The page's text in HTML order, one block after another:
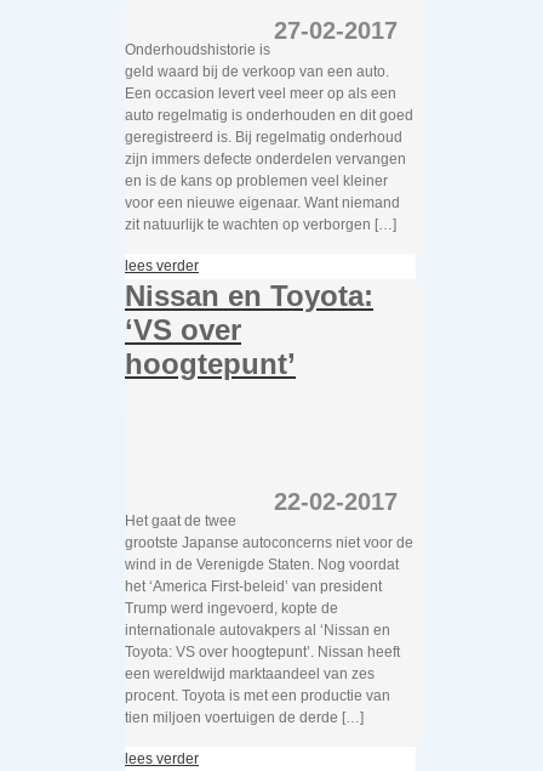
27-02-2017
Onderhoudshistorie is
geld waard bij de verkoop van een auto.
Een occasion levert veel meer op als een
auto regelmatig is onderhouden en dit goed
geregistreerd is. Bij regelmatig onderhoud
zijn immers defecte onderdelen vervangen
en is de kans op problemen veel kleiner
voor een nieuwe eigenaar. Want niemand
zit natuurlijk te wachten op verborgen […]
lees verder
Nissan en Toyota:
‘VS over
hoogtepunt’
22-02-2017
Het gaat de twee
grootste Japanse autoconcerns niet voor de
wind in de Verenigde Staten. Nog voordat
het ‘America First-beleid’ van president
Trump werd ingevoerd, kopte de
internationale autovakpers al ‘Nissan en
Toyota: VS over hoogtepunt’. Nissan heeft
een wereldwijd marktaandeel van zes
procent. Toyota is met een productie van
tien miljoen voertuigen de derde […]
lees verder